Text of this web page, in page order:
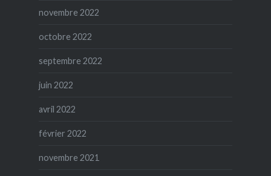
novembre 2022
octobre 2022
septembre 2022
juin 2022
avril 2022
février 2022
novembre 2021